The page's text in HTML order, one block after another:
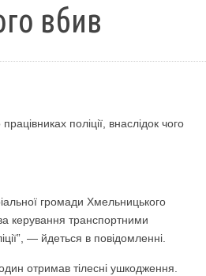
вбив
поліції, внаслідок чого
громади Хмельницького
керування транспортними
— йдеться в повідомленні.
отримав тілесні ушкодження.